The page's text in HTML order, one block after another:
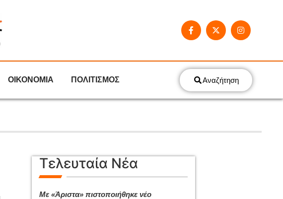
ΟΙΚΟΝΟΜΙΑ ΠΟΛΙΤΙΣΜΟΣ Αναζήτηση
Τελευταία Νέα
Με «Άριστα» πιστοποιήθηκε νέο